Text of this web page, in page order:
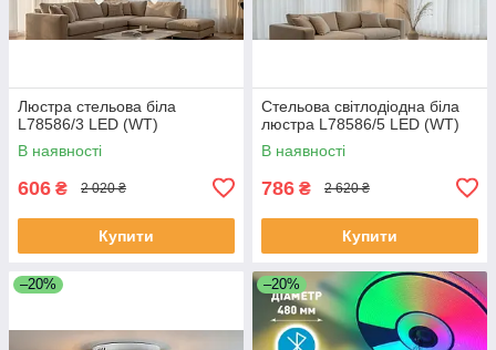
Люстра стельова біла
L78586/3 LED (WT)
В наявності
606 ₴ 2 020 ₴
Купити
Стельова світлодіодна біла
люстра L78586/5 LED (WT)
В наявності
786 ₴ 2 620 ₴
Купити
–20% –20%